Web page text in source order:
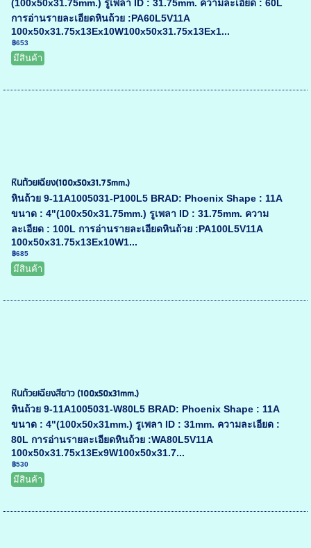
(100x50x31.75mm.) รูเพลา ID : 31.75mm. ความละเอียด : 60L
การอ่านรายละเอียดหินถ้วย :PA60L5V11A
100x50x31.75x13Ex10W100x50x31.75x13Ex1...
฿653
มีสินค้า
หินถ้วยเฉียง(100x50x31.75mm.)
หินถ้วย 9-11A1005031-P100L5 BRAD: Phoenix Shape : 11A
ขนาด : 4"(100x50x31.75mm.) รูเพลา ID : 31.75mm. ความ
ละเอียด : 100L การอ่านรายละเอียดหินถ้วย :PA100L5V11A
100x50x31.75x13Ex10W1...
฿685
มีสินค้า
หินถ้วยเฉียงสีขาว (100x50x31mm.)
หินถ้วย 9-11A1005031-W80L5 BRAD: Phoenix Shape : 11A
ขนาด : 4"(100x50x31mm.) รูเพลา ID : 31mm. ความละเอียด :
80L การอ่านรายละเอียดหินถ้วย :WA80L5V11A
100x50x31.75x13Ex9W100x50x31.7...
฿530
มีสินค้า